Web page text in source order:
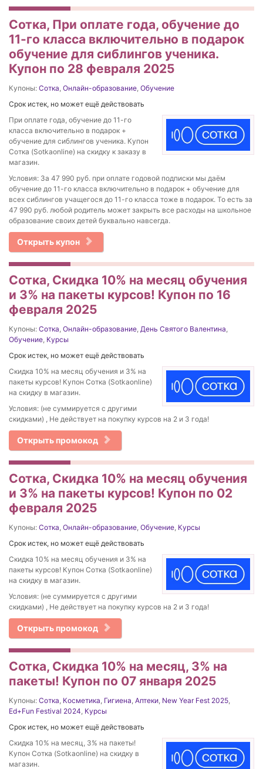
Сотка, При оплате года, обучение до
11-го класса включительно в подарок
обучение для сиблингов ученика.
Купон по 28 февраля 2025
Купоны: Сотка Онлайн-образование Обучение
Срок истек, но может ещё действовать
При оплате года, обучение до 11-го
класса включительно в подарок +
обучение для сиблингов ученика. Купон
Сотка (Sotkaonline) на скидку к заказу в
магазин.
Условия: За 47 990 руб. при оплате годовой подписки мы даём
обучение до 11-го класса включительно в подарок + обучение для
всех сиблингов учащегося до 11-го класса тоже в подарок. То есть за
47 990 руб. любой родитель может закрыть все расходы на школьное
образование своих детей буквально навсегда.
Открыть купон
Сотка, Скидка 10% на месяц обучения
и 3% на пакеты курсов! Купон по 16
февраля 2025
Купоны: Сотка Онлайн-образование День Святого Валентина
Обучение Курсы
Срок истек, но может ещё действовать
Скидка 10% на месяц обучения и 3% на
пакеты курсов! Купон Сотка (Sotkaonline)
на скидку в магазин.
Условия: (не суммируется с другими
скидками) , Не действует на покупку курсов на 2 и 3 года!
Открыть промокод
Сотка, Скидка 10% на месяц обучения
и 3% на пакеты курсов! Купон по 02
февраля 2025
Купоны: Сотка Онлайн-образование Обучение Курсы
Срок истек, но может ещё действовать
Скидка 10% на месяц обучения и 3% на
пакеты курсов! Купон Сотка (Sotkaonline)
на скидку в магазин.
Условия: (не суммируется с другими
скидками) , Не действует на покупку курсов на 2 и 3 года!
Открыть промокод
Сотка, Скидка 10% на месяц, 3% на
пакеты! Купон по 07 января 2025
Купоны: Сотка Косметика Гигиена Аптеки New Year Fest 2025
Ed+Fun Festival 2024 Курсы
Срок истек, но может ещё действовать
Скидка 10% на месяц, 3% на пакеты!
Купон Сотка (Sotkaonline) на скидку в
магазин.